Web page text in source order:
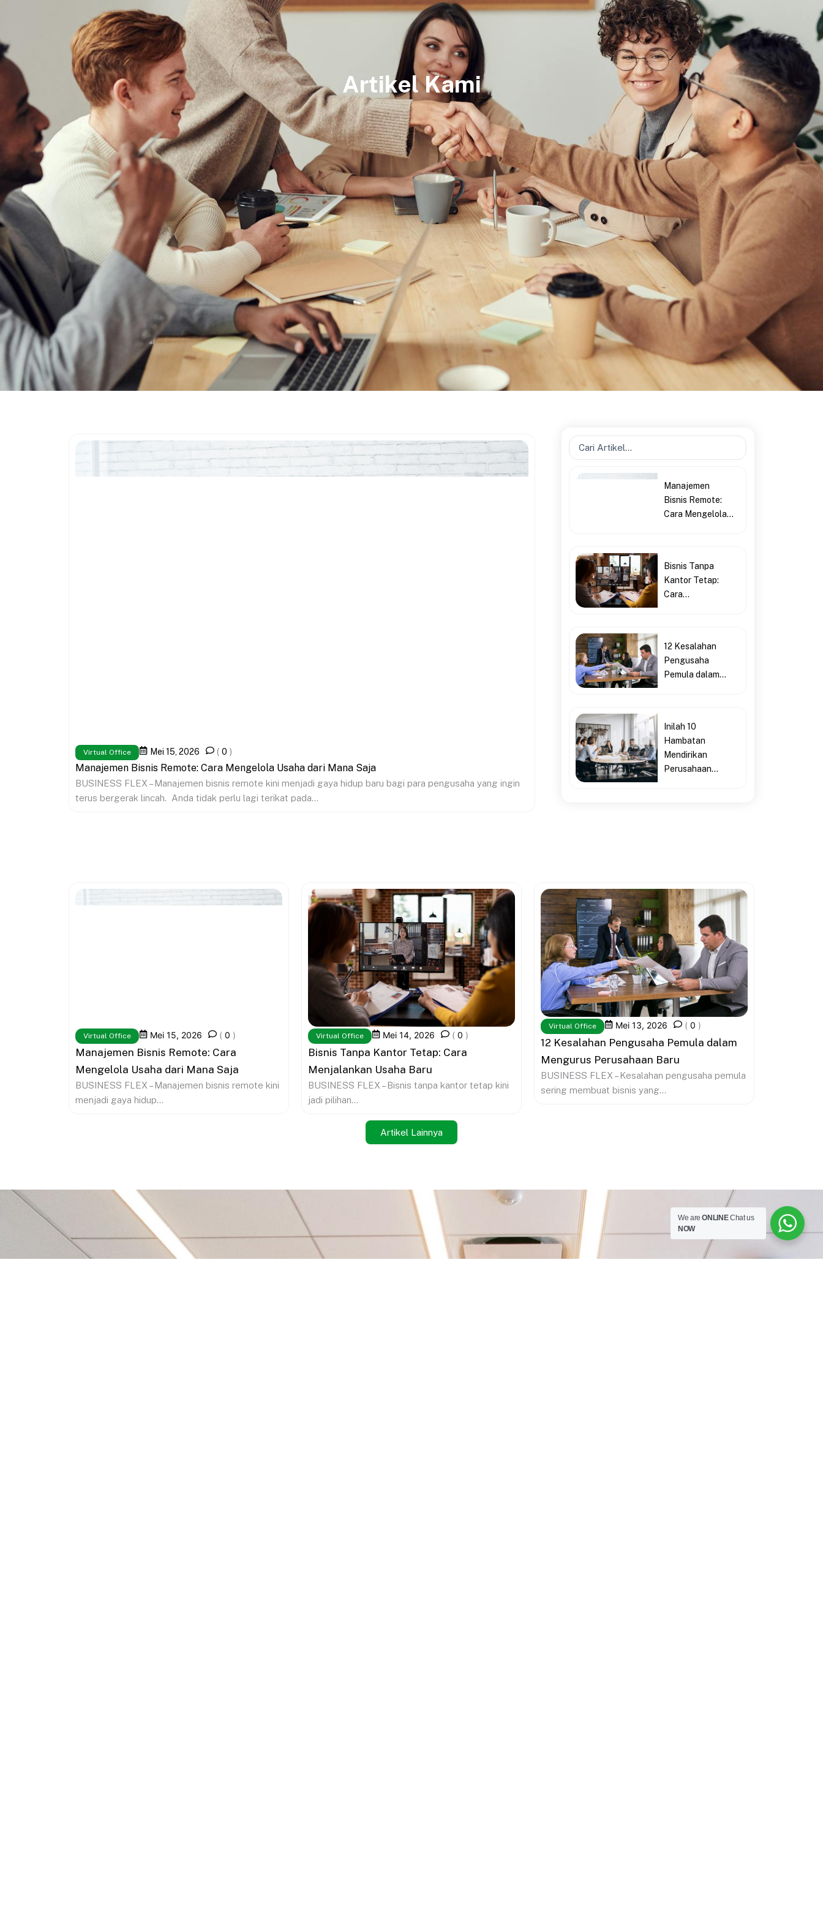
Artikel Kami
Virtual Office Mei 15, 2026 ( 0 )
Manajemen Bisnis Remote: Cara Mengelola Usaha dari Mana Saja
BUSINESS FLEX – Manajemen bisnis remote kini menjadi gaya hidup baru bagi para pengusaha yang ingin
terus bergerak lincah. Anda tidak perlu lagi terikat pada...
Search
...
Manajemen
Bisnis Remote:
Cara Mengelola...
Bisnis Tanpa
Kantor Tetap:
Cara...
12 Kesalahan
Pengusaha
Pemula dalam...
Inilah 10
Hambatan
Mendirikan
Perusahaan...
Virtual Office Mei 15, 2026 ( 0 )
Manajemen Bisnis Remote: Cara
Mengelola Usaha dari Mana Saja
BUSINESS FLEX – Manajemen bisnis remote kini
menjadi gaya hidup...
Virtual Office Mei 14, 2026 ( 0 )
Bisnis Tanpa Kantor Tetap: Cara
Menjalankan Usaha Baru
BUSINESS FLEX – Bisnis tanpa kantor tetap kini
jadi pilihan...
Virtual Office Mei 13, 2026 ( 0 )
12 Kesalahan Pengusaha Pemula dalam
Mengurus Perusahaan Baru
BUSINESS FLEX – Kesalahan pengusaha pemula
sering membuat bisnis yang...
Artikel Lainnya
We areONLINEChat us
NOW